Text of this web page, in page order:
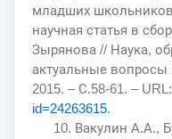
младших
научная статья в
Зырянова // Наука,
актуальные вопросы
2015. – С.58-61. – URL:
id=24263615.
10. Вакулин А.А.,